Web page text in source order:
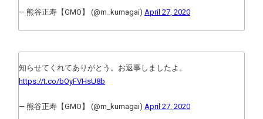
— 熊谷正寿【GMO】 (@m_kumagai) April 27, 2020
知らせてくれてありがとう。お返事しましたよ。
https://t.co/bOyFVHsU8b
— 熊谷正寿【GMO】 (@m_kumagai) April 27, 2020